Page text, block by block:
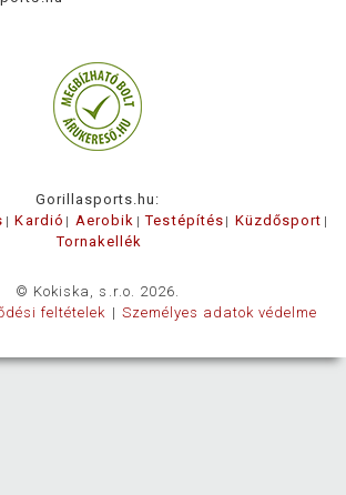
Gorillasports.hu:
Kardió Aerobik Testépítés
Küzdősport
Tornakellék
© Kokiska, s.r.o. 2026.
feltételek
Személyes adatok védelme